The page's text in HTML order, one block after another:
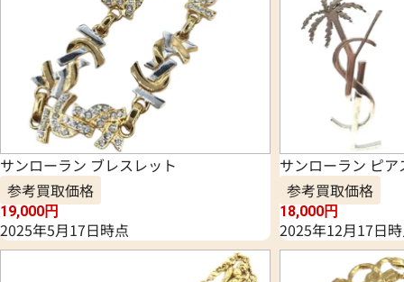
サンローラン ブレスレット
参考買取価格
19,000円
2025年5月17日時点
サンローラン ピア
参考買取価格
18,000円
2025年12月17日